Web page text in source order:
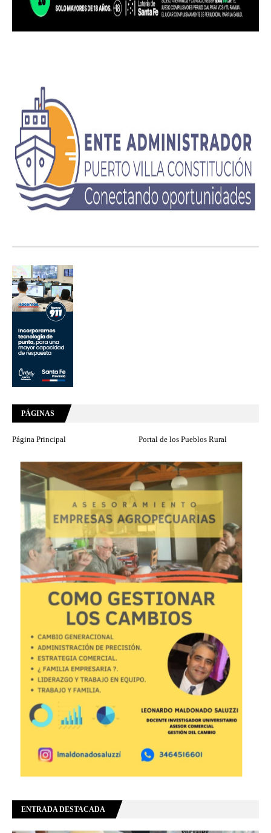
PÁGINAS
Página Principal Portal de los Pueblos Rural
ENTRADA DESTACADA